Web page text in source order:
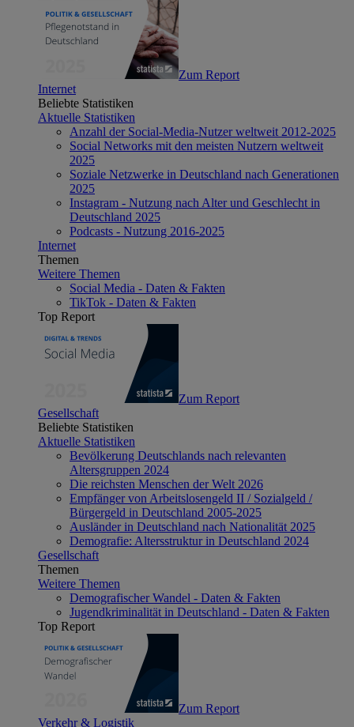
Zum Report
Internet
Beliebte Statistiken
Aktuelle Statistiken
Anzahl der Social-Media-Nutzer weltweit 2012-2025
Social Networks mit den meisten Nutzern weltweit
2025
Soziale Netzwerke in Deutschland nach Generationen
2025
Instagram - Nutzung nach Alter und Geschlecht in
Deutschland 2025
Podcasts - Nutzung 2016-2025
Internet
Themen
Weitere Themen
Social Media - Daten & Fakten
TikTok - Daten & Fakten
Top Report
Zum Report
Gesellschaft
Beliebte Statistiken
Aktuelle Statistiken
Bevölkerung Deutschlands nach relevanten
Altersgruppen 2024
Die reichsten Menschen der Welt 2026
Empfänger von Arbeitslosengeld II / Sozialgeld /
Bürgergeld in Deutschland 2005-2025
Ausländer in Deutschland nach Nationalität 2025
Demografie: Altersstruktur in Deutschland 2024
Gesellschaft
Themen
Weitere Themen
Demografischer Wandel - Daten & Fakten
Jugendkriminalität in Deutschland - Daten & Fakten
Top Report
Zum Report
Verkehr & Logistik